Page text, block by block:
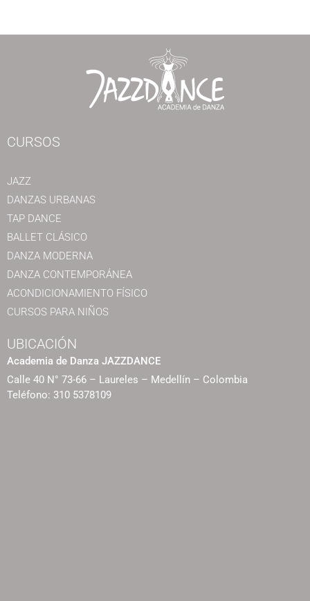
CURSOS
JAZZ
DANZAS URBANAS
TAP DANCE
BALLET CLÁSICO
DANZA MODERNA
DANZA CONTEMPORÁNEA
ACONDICIONAMIENTO FÍSICO
CURSOS PARA NIÑOS
UBICACIÓN
Academia de Danza JAZZDANCE
Calle 40 N° 73-66 – Laureles – Medellín – Colombia
Teléfono: 310 5378109